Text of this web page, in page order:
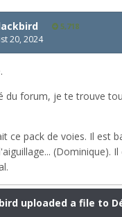
5,718
20, 2024
du forum, je te trouve
ce pack de voies. Il est
(Dominique).